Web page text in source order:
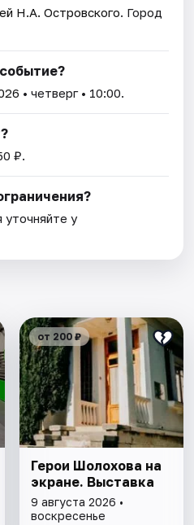
Н.А. Островского. Город
• четверг • 10:00.
₽.
уточняйте у
от 200 ₽
Герои Шолохова на
экране. Выставка
9 августа 2026 •
воскресенье